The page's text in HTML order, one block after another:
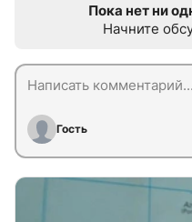
Пока нет ни
Начните
Гость